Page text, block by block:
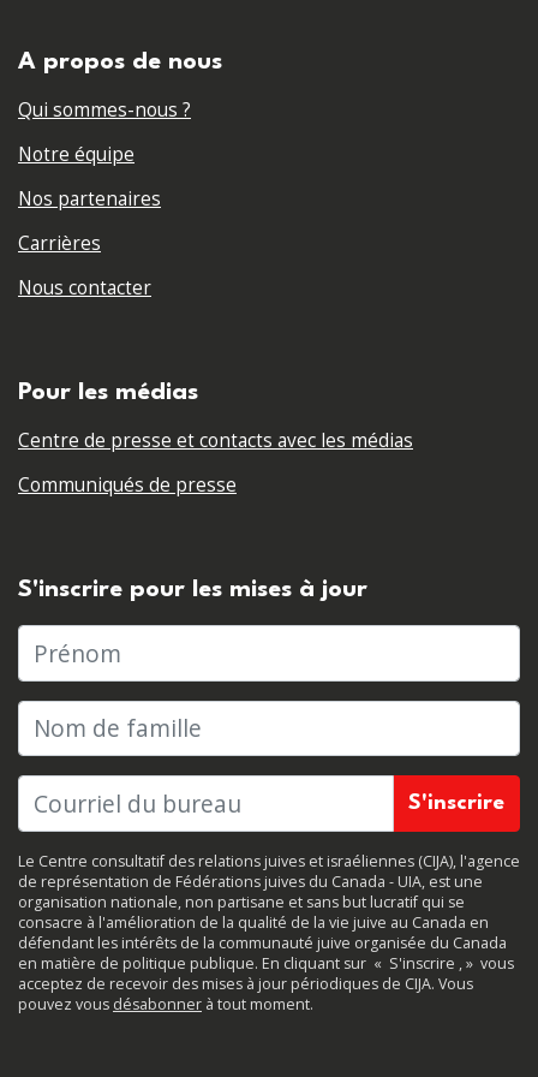
A propos de nous
Qui sommes-nous ?
Notre équipe
Nos partenaires
Carrières
Nous contacter
Pour les médias
Centre de presse et contacts avec les médias
Communiqués de presse
S'inscrire pour les mises à jour
Prénom
Nom de famille
Le Centre consultatif des relations juives et israéliennes (CIJA), l'agence
de représentation de Fédérations juives du Canada - UIA, est une
organisation nationale, non partisane et sans but lucratif qui se
consacre à l'amélioration de la qualité de la vie juive au Canada en
défendant les intérêts de la communauté juive organisée du Canada
en matière de politique publique. En cliquant sur « S'inscrire , » vous
acceptez de recevoir des mises à jour périodiques de CIJA. Vous
pouvez vous désabonner à tout moment.